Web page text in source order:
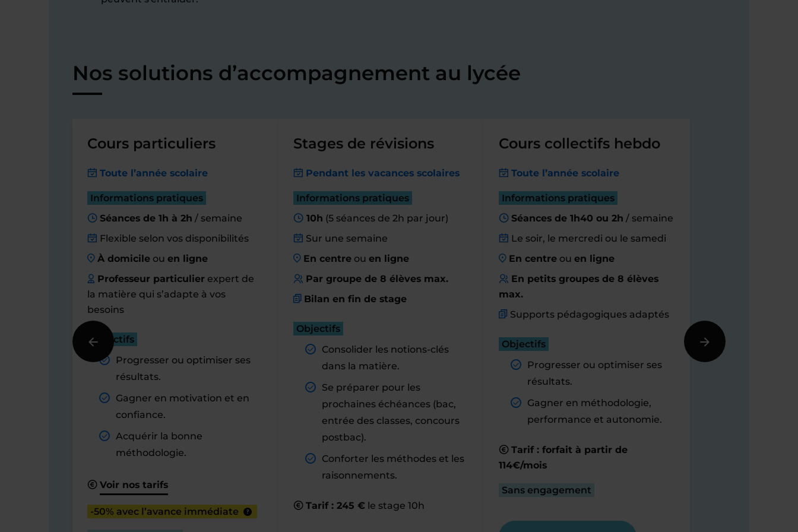
Nos solutions d’accompagnement au lycée
Cours particuliers
Toute l’année scolaire
Informations pratiques
Séances de 1h à 2h / semaine
Flexible selon vos disponibilités
À domicileou en ligne
Professeur particulier expert de
la matière qui s’adapte à vos
besoins
Objectifs
Progresser ou optimiser ses
résultats.
Gagner en motivation et en
confiance.
Acquérir la bonne
méthodologie.
Voir nos tarifs
-50% avec l’avance immédiate ?
Stages de révisions
Pendant les vacances scolaires
Informations pratiques
10h (5 séances de 2h par jour)
Sur une semaine
En centreou en ligne
Par groupe de 8 élèves max.
Bilan en fin de stage
Objectifs
Consolider les notions-clés
dans la matière.
Se préparer pour les
prochaines échéances (bac,
entrée des classes, concours
postbac).
Conforter les méthodes et les
raisonnements.
Tarif : 245 €le stage 10h
Cours collectifs hebdo
Toute l’année scolaire
Informations pratiques
Séances de 1h40 ou 2h / semaine
Le soir, le mercredi ou le samedi
En centre ouen ligne
En petits groupes de 8 élèves
max.
Supports pédagogiques adaptés
Objectifs
Progresser ou optimiser ses
résultats.
Gagner en méthodologie,
performance et autonomie.
Tarif : forfait à partir de
114€/mois
Sans engagement